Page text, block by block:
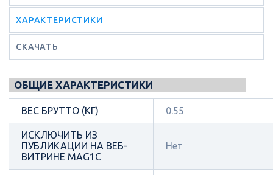
ХАРАКТЕРИСТИКИ
СКАЧАТЬ
ОБЩИЕ ХАРАКТЕРИСТИКИ
ВЕС БРУТТО (КГ) 0.55
ИСКЛЮЧИТЬ ИЗ
ПУБЛИКАЦИИ НА ВЕБ-
ВИТРИНЕ MAG1C
Нет